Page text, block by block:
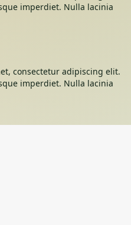
imperdiet. Nulla lacinia
consectetur adipiscing elit.
imperdiet. Nulla lacinia